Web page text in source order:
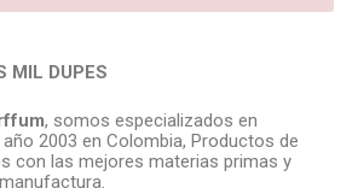
MIL DUPES
, somos especializados en
2003 en Colombia, Productos de
con las mejores materias primas y